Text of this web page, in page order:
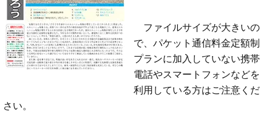
ファイルサイズが大きいの
で、パケット通信料金定額制
プランに加入していない携帯
電話やスマートフォンなどを
利用している方はご注意くだ
さい。